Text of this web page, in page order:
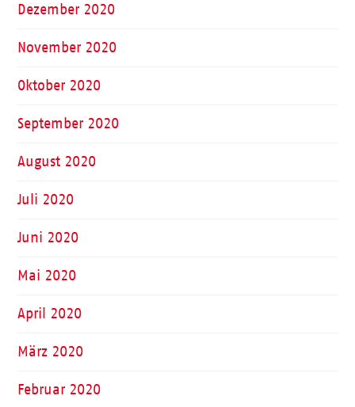
Dezember 2020
November 2020
Oktober 2020
September 2020
August 2020
Juli 2020
Juni 2020
Mai 2020
April 2020
März 2020
Februar 2020